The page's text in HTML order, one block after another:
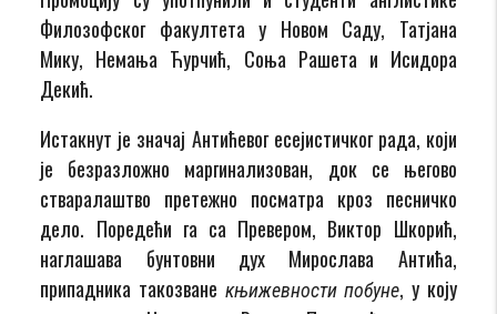
Филозофског факултета у Новом Саду, Татјана
Мику, Немања Ћурчић, Соња Рашета и Исидора
Декић.
Истакнут је значај Антићевог есејистичког рада, који
је безразложно маргинализован, док се његово
стваралаштво претежно посматра кроз песничко
дело. Поредећи га са Превером, Виктор Шкорић,
наглашава бунтовни дух Мирослава Антића,
припадника такозване књижевности побуне, у коју